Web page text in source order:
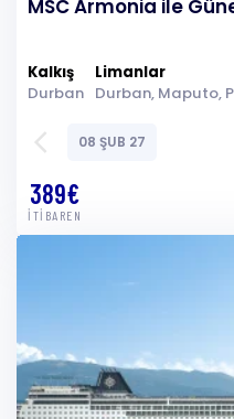
MSC Armonia ile
Kalkış
Durban
Limanlar
arrow_back_ios 08 ŞUB 27
389€
İTİBAREN